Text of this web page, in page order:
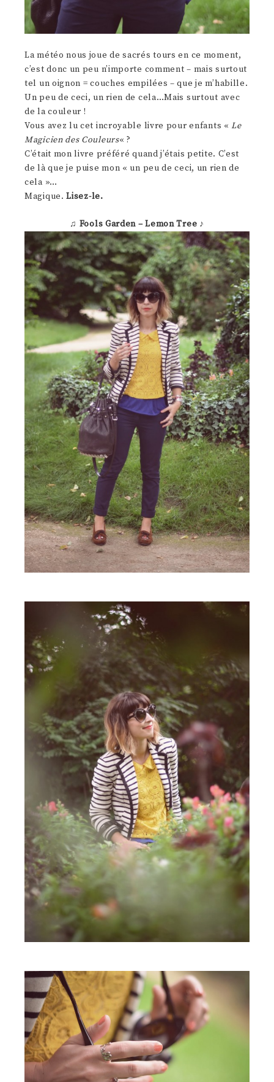
La météo nous joue de sacrés tours en ce moment,
c’est donc un peu n’importe comment – mais surtout
tel un oignon = couches empilées – que je m’habille.
Un peu de ceci, un rien de cela…Mais surtout avec
de la couleur !
Vous avez lu cet incroyable livre pour enfants «Le
Magicien des Couleurs« ?
C’était mon livre préféré quand j’étais petite. C’est
de là que je puise mon « un peu de ceci, un rien de
cela »…
Magique.Lisez-le.
♫ Fools Garden – Lemon Tree ♪